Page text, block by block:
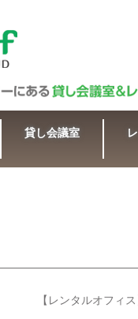
貸し会議室
【レンタルオフィ